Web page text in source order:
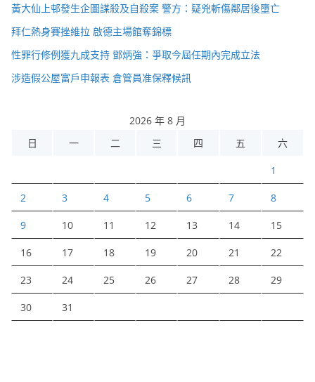
黃大仙上邨發生企圖謀殺及自殺案 警方：疑兇斬傷鄰居後墮亡
拜仁熱身賽挫維拉 啟德主場館奪錦標
性罪行修例獲九成支持 鄧炳強：爭取今屆任期內完成立法
涉造假公屋富戶申報表 倉管員准保釋候訊
2026 年 8 月
日
一 二 三 四 五 六
1
2 3 4 5 6 7 8
9 10 11 12 13 14 15
16 17 18 19 20 21 22
23 24 25 26 27 28 29
30 31